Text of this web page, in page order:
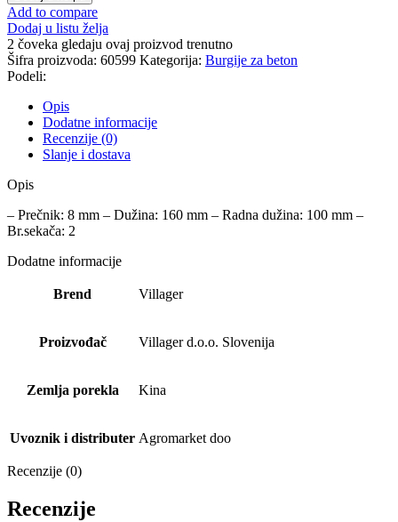
Add to compare
Dodaj u listu želja
2 čoveka gledaju ovaj proizvod trenutno
Šifra proizvoda: 60599 Kategorija: Burgije za beton
Podeli:
Opis
Dodatne informacije
Recenzije (0)
Slanje i dostava
Opis
– Prečnik: 8 mm – Dužina: 160 mm – Radna dužina: 100 mm –
Br.sekača: 2
Dodatne informacije
Brend Villager
Proizvođač Villager d.o.o. Slovenija
Zemlja porekla Kina
Uvoznik i distributer Agromarket doo
Recenzije (0)
Recenzije